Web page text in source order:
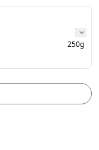
250g